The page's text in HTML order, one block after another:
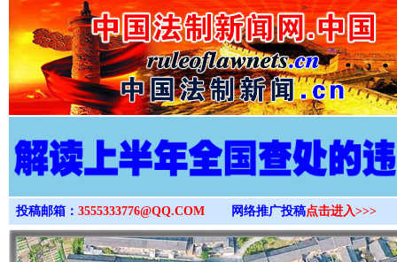
>
投稿邮箱： 3555333776@QQ.COM 网络推广投稿点击进入>>>